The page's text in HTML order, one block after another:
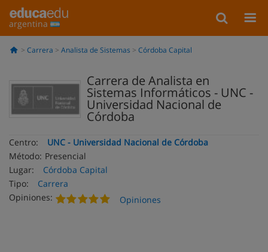
argentina
Carrera Analista de Sistemas Córdoba Capital
Carrera de Analista en
Sistemas Informáticos - UNC -
Universidad Nacional de
Córdoba
Centro:
UNC - Universidad Nacional de Córdoba
Método: Presencial
Lugar:
Córdoba Capital
Tipo:
Carrera
Opiniones:
Opiniones